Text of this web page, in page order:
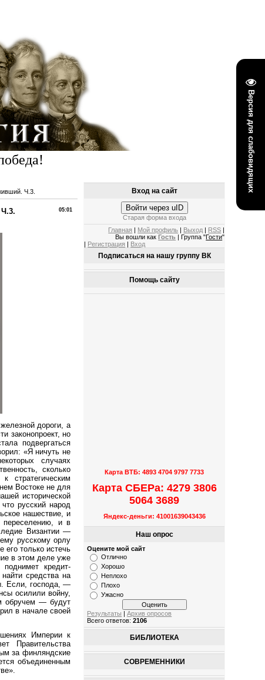
Версия для слабовидящих
Ч.3.
05:01
дороги, а
законопроект, но
подвергаться
«Я ничуть не
случаях
сколько
стратегическим
Востоке не для
исторической
русский народ
нашествие, и
переселению, и в
Византии —
русскому орлу
его только истечь
в этом деле уже
кредит-
средства на
Если, господа, —
осилили войну,
обручем — будут
в начале своей
Империи к
Правительства
за финляндские
объединенным
Вход на сайт
Войти через uID
Старая форма входа
Главная
Мой профиль Выход RSS
Вы вошли как Гость | Группа "Гости"
Регистрация Вход
Подписаться на нашу группу ВК
Помощь сайту
Карта ВТБ: 4893 4704 9797 7733
Карта СБЕРа: 4279 3806
5064 3689
Яндекс-деньги: 41001639043436
Наш опрос
Оцените мой сайт
Отлично
Хорошо
Неплохо
Плохо
Ужасно
Результаты |Архив опросов
Всего ответов:2106
БИБЛИОТЕКА
СОВРЕМЕННИКИ